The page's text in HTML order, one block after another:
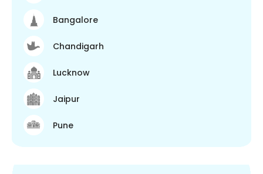
Bangalore
Chandigarh
Lucknow
Jaipur
Pune